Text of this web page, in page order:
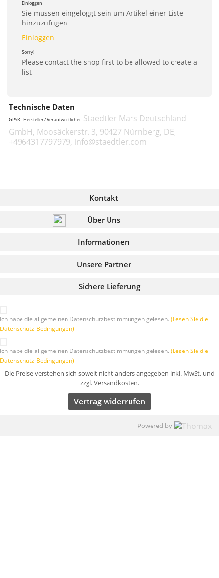
Einloggen
Sie müssen eingeloggt sein um Artikel einer Liste
hinzuzufügen
Einloggen
Sorry!
Please contact the shop first to be allowed to create a
list
Technische Daten
GPSR - Hersteller / Verantwortlicher Staedtler Mars Deutschland
GmbH, Moosäckerstr. 3, 90427 Nürnberg, DE,
+4964317797979, info@staedtler.com
Kontakt
Über Uns
Informationen
Sichere Lieferung
Unsere Partner
Ich habe die allgemeinen Datenschutzbestimmungen gelesen. (Lesen Sie die
Datenschutz-Bedingungen)
Ich habe die allgemeinen Datenschutzbestimmungen gelesen. (Lesen Sie die
Datenschutz-Bedingungen)
Die Preise verstehen sich soweit nicht anders angegeben inkl. MwSt. und
zzgl. Versandkosten.
Vertrag widerrufen
Powered by